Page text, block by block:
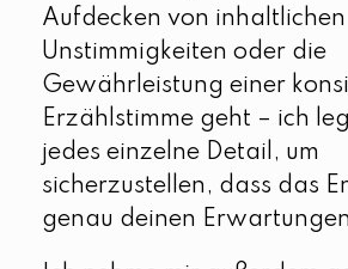
Aufdecken von inhaltlichen
Unstimmigkeiten oder die
Gewährleistung einer
Erzählstimme geht – ich
jedes einzelne Detail, um
sicherzustellen, dass das
genau deinen